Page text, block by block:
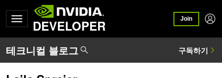
DEVELOPER Join